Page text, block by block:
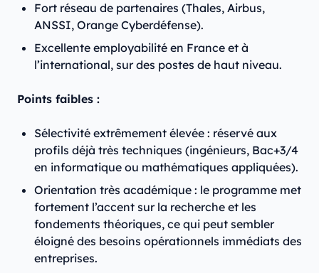
Fort réseau de partenaires (Thales, Airbus,
ANSSI, Orange Cyberdéfense).
Excellente employabilité en France et à
l’international, sur des postes de haut niveau.
Points faibles :
Sélectivité extrêmement élevée : réservé aux
profils déjà très techniques (ingénieurs, Bac+3/4
en informatique ou mathématiques appliquées).
Orientation très académique : le programme met
fortement l’accent sur la recherche et les
fondements théoriques, ce qui peut sembler
éloigné des besoins opérationnels immédiats des
entreprises.